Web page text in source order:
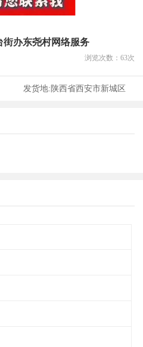
街办东尧村网络服务
浏览次数： 63次
发货地:陕西省西安市新城区